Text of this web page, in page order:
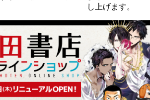
し上げます。